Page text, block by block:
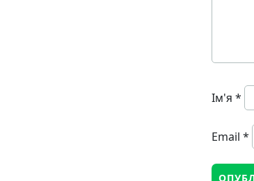
Ім'я *
Email *